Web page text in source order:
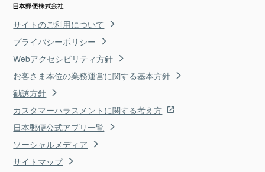
サイトのご利用について
プライバシーポリシー
Webアクセシビリティ方針
お客さま本位の業務運営に関する基本方針
勧誘方針
カスタマーハラスメントに関する考え方
日本郵便公式アプリ一覧
ソーシャルメディア
サイトマップ